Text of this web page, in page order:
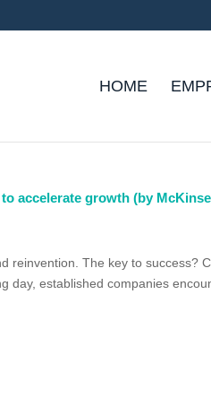
HOME
accelerate growth (by
reinvention. The key to success?
day, established companies